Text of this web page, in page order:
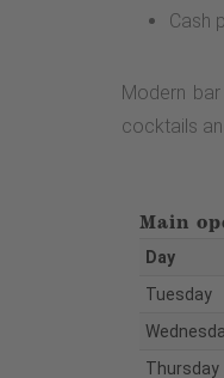
Cash
Modern
cocktails
Main
Day
Tuesday
Thursday